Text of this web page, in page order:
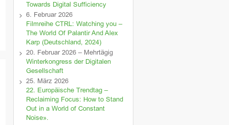
Towards Digital Sufficiency
6. Februar 2026
Filmreihe CTRL: Watching you –
The World Of Palantir And Alex
Karp (Deutschland, 2024)
20. Februar 2026 – Mehrtägig
Winterkongress der Digitalen
Gesellschaft
25. März 2026
22. Europäische Trendtag –
Reclaiming Focus: How to Stand
Out in a World of Constant
Noise».